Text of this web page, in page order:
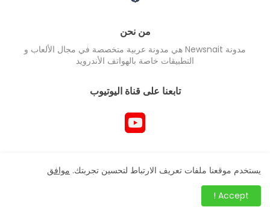
من نحن
مدونة Newsnait هي مدونة عربية متخصصة في مجال الألعاب و
التطبيقات خاصة بالهواتف الأندرويد
تابعنا على قناة اليوتيوب
جميع حقوق المدونة محفوظ Newsnait ©
يستخدم موقعنا ملفات تعريف الارتباط لتحسين تجربتك. موافق
Accept !
.post-filter .entery-title a, .storeStory .entry-title a,